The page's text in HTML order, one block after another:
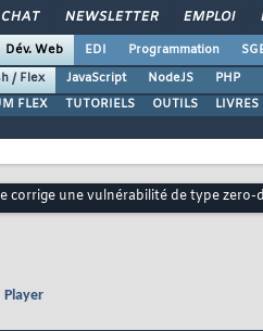
CHAT NEWSLETTER EMPLOI
Dév. Web EDI Programmation
/ Flex JavaScript NodeJS PHP
FLEX TUTORIELS OUTILS LIVRES
corrige une vulnérabilité de type zero-